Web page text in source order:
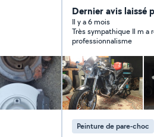
peux intervenir sur
me solliciter sur
R.A.R.E Ingénierie
Dernier avis laissé
Il y a 6 mois
Très sympathique Il m a
professionnalisme
Peinture de pare-choc